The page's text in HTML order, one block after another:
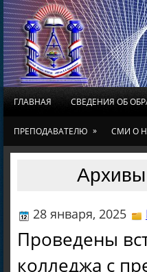
ГЛАВНАЯ СВЕДЕНИЯ ОБ
ПРЕПОДАВАТЕЛЮ » СМИ О
28 января, 2025
Проведены
колледжа с